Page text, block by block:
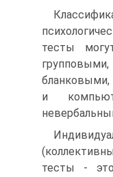
тесты
и
тесты -